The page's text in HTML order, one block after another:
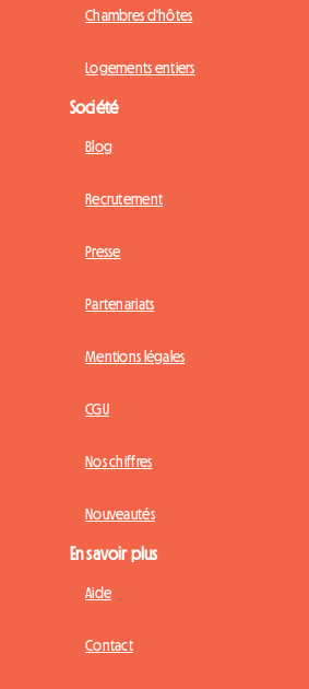
Chambres d'hôtes
Logements entiers
Société
Blog
Recrutement
Presse
Partenariats
Mentions légales
CGU
Nos chiffres
Nouveautés
En savoir plus
Aide
Contact